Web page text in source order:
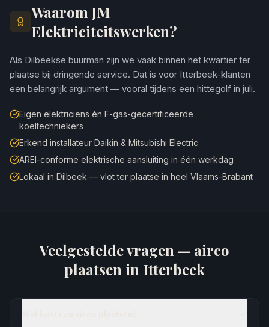
Waarom JM
Elektriciteitswerken?
Als Dilbeekse buurman zijn we vaak binnen het kwartier ter
plaatse bij dringende service. Dat is voor Itterbeek-klanten
een belangrijk argument — vooral tijdens een hittegolf in juli.
Eigen elektriciens én F-gas-gecertificeerde
koeltechniekers
Erkend installateur Daikin & Mitsubishi Electric
AREI-conforme elektrische aansluiting in één werkdag
Lokaal in Dilbeek — vlot ter plaatse in heel Vlaams-Brabant
Veelgestelde vragen — airco
plaatsen in Itterbeek